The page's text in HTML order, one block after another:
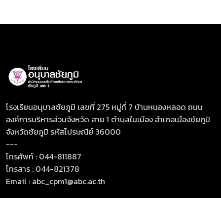
โรงเรียนอนุบาลชัยภูมิ เลขที่ 275 หมู่ที่ 7 บ้านหนองหลอด ถนน
องค์การบริหารส่วนจังหวัด สาย 1 ตำบลในเมือง อำเภอเมืองชัยภูมิ
จังหวัดชัยภูมิ รหัสไปรษณีย์ 36000
---
โทรศัพท์ : 044-811887
โทรสาร : 044-821378
Email : abc_cpm1@abc.ac.th